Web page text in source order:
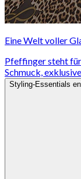
Eine Welt voller
Pfeffinger steht
Schmuck,
Styling-Essentials